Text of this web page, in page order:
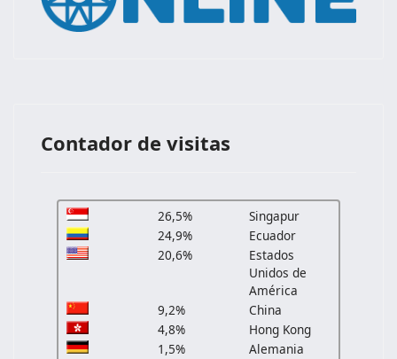
Contador de visitas
26,5%
Singapur
24,9%
Ecuador
20,6%
Estados
Unidos de
América
9,2%
China
4,8%
Hong Kong
1,5%
Alemania